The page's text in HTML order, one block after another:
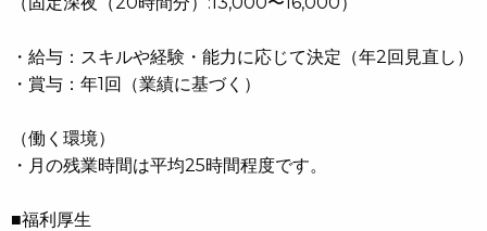
・給与：スキルや経験・能力に応じて決定（年2回見直し）
・賞与：年1回（業績に基づく）
（働く環境）
・月の残業時間は平均25時間程度です。
■福利厚生